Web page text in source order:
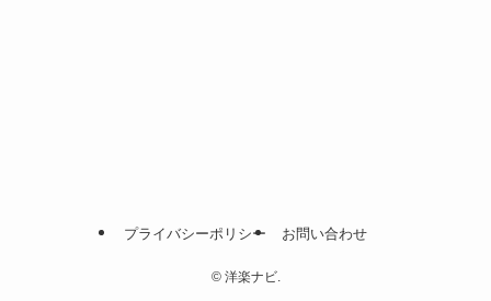
プライバシーポリシー お問い合わせ
©洋楽ナビ.